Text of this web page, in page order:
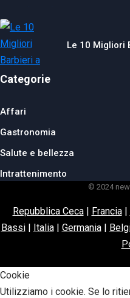
Le 10 Migliori
Categorie
Affari
Gastronomia
Salute e bellezza
Intrattenimento
© 2024
Repubblica Ceca| Francia|
Bassi| Italia| Germania|
Cookie
Utilizziamo i cookie. Se lo